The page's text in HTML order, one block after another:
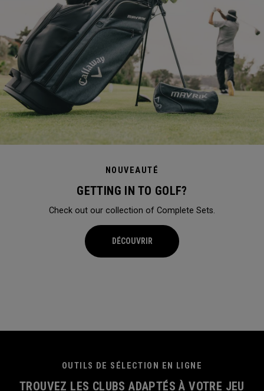
NOUVEAUTÉ
GETTING IN TO GOLF?
Check out our collection of Complete Sets.
DÉCOUVRIR
OUTILS DE SÉLECTION EN LIGNE
TROUVEZ LES CLUBS ADAPTÉS À VOTRE JEU